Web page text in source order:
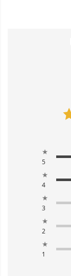
★
5
★
4
★
3
★
2
★
1